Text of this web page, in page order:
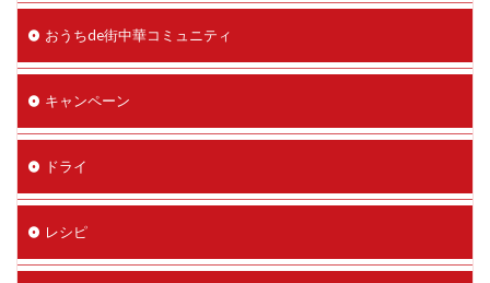
おうちde街中華コミュニティ
キャンペーン
ドライ
レシピ